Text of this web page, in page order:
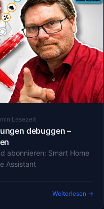
Lesezeit
debuggen –
abonnieren: Smart Home
Weiterlesen →